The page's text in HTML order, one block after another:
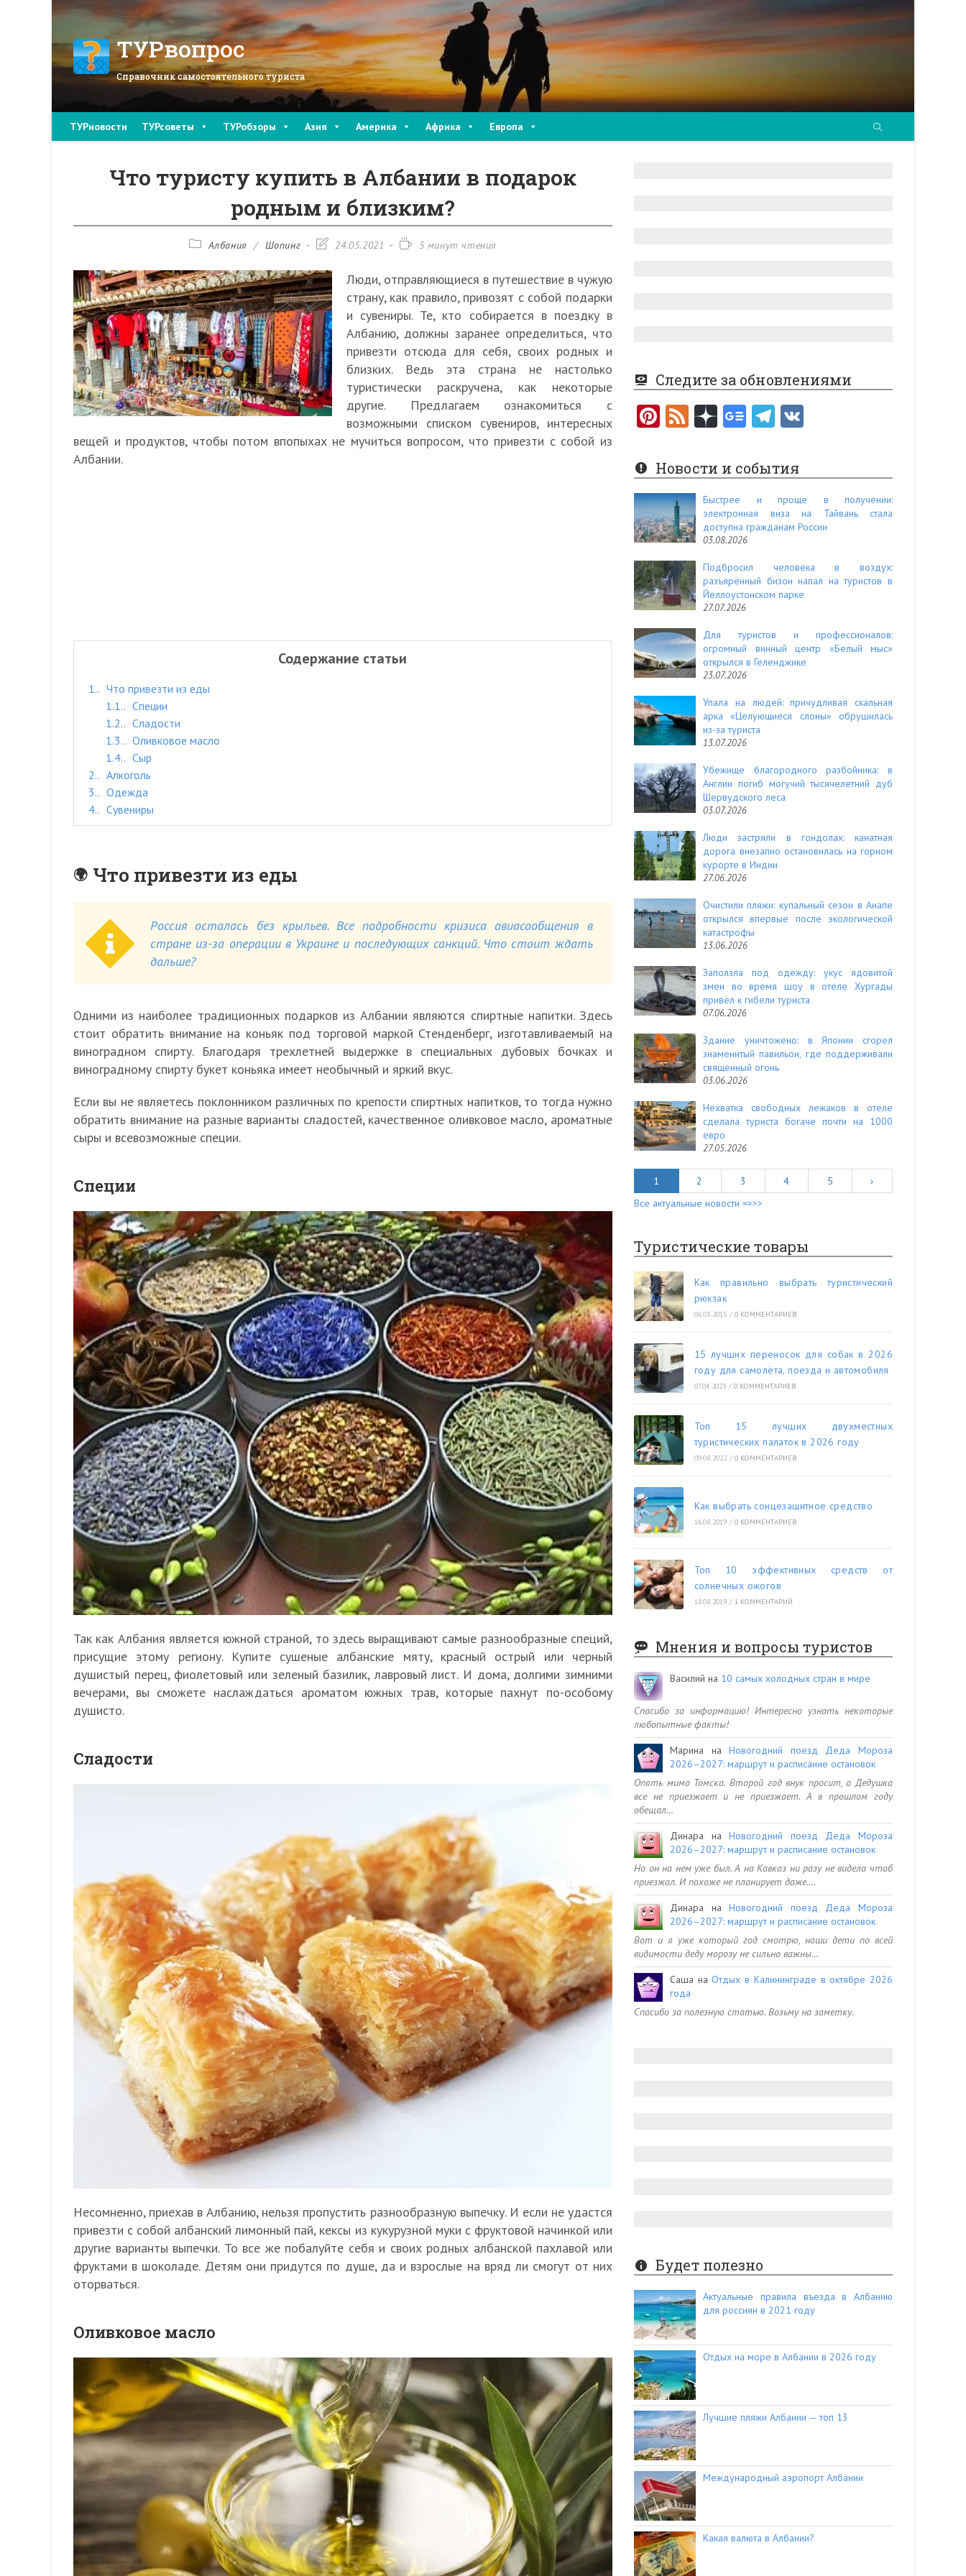
ТУРвопрос
Справочник самостоятельного туриста
ТУРновости ТУРсоветы ТУРобзоры Азия Америка Африка Европа
Что туристу купить в Албании в подарок
родным и близким?
РубрикаАлбания / Шопинг
Запись24.05.2021
Время5 минут чтения
Люди, отправляющиеся в путешествие в чужую
страну, как правило, привозят с собой подарки
и сувениры. Те, кто собирается в поездку в
Албанию, должны заранее определиться, что
привезти отсюда для себя, своих родных и
близких. Ведь эта страна не настолько
туристически раскручена, как некоторые
другие. Предлагаем ознакомиться с
возможными списком сувениров, интересных
вещей и продуктов, чтобы потом впопыхах не мучиться вопросом, что привезти с собой из
Албании.
Содержание статьи
1.
Что привезти из еды
1.1.
Специи
1.2.
Сладости
1.3.
Оливковое масло
1.4.
Сыр
2.
Алкоголь
3.
Одежда
4.
Сувениры
Что привезти из еды
Россия осталась без крыльев. Все подробности кризиса авиасообщения в
стране из-за операции в Украине и последующих санкций. Что стоит ждать
дальше?
Одними из наиболее традиционных подарков из Албании являются спиртные напитки. Здесь
стоит обратить внимание на коньяк под торговой маркой Стенденберг, изготавливаемый на
виноградном спирту. Благодаря трехлетней выдержке в специальных дубовых бочках и
виноградному спирту букет коньяка имеет необычный и яркий вкус.
Если вы не являетесь поклонником различных по крепости спиртных напитков, то тогда нужно
обратить внимание на разные варианты сладостей, качественное оливковое масло, ароматные
сыры и всевозможные специи.
Специи
Так как Албания является южной страной, то здесь выращивают самые разнообразные специй,
присущие этому региону. Купите сушеные албанские мяту, красный острый или черный
душистый перец, фиолетовый или зеленый базилик, лавровый лист. И дома, долгими зимними
вечерами, вы сможете наслаждаться ароматом южных трав, которые пахнут по-особому
душисто.
Сладости
Несомненно, приехав в Албанию, нельзя пропустить разнообразную выпечку. И если не удастся
привезти с собой албанский лимонный пай, кексы из кукурузной муки с фруктовой начинкой или
другие варианты выпечки. То все же побалуйте себя и своих родных албанской пахлавой или
фруктами в шоколаде. Детям они придутся по душе, да и взрослые на вряд ли смогут от них
оторваться.
Оливковое масло
Следите за обновлениями
Pi
er
es
t
F
e
d
Новости и события
Быстрее и проще в получении:
электронная виза на Тайвань стала
доступна гражданам России
03.08.2026
Подбросил человека в воздух:
разъярённый бизон напал на туристов в
Йеллоустонском парке
27.07.2026
Для туристов и профессионалов:
огромный винный центр «Белый мыс»
открылся в Геленджике
23.07.2026
Упала на людей: причудливая скальная
арка «Целующиеся слоны» обрушилась
из-за туриста
13.07.2026
Убежище благородного разбойника: в
Англии погиб могучий тысячелетний дуб
Шервудского леса
03.07.2026
Люди застряли в гондолах: канатная
дорога внезапно остановилась на горном
курорте в Индии
27.06.2026
Очистили пляжи: купальный сезон в Анапе
открылся впервые после экологической
катастрофы
13.06.2026
Заползла под одежду: укус ядовитой
змеи во время шоу в отеле Хургады
привёл к гибели туриста
07.06.2026
Здание уничтожено: в Японии сгорел
знаменитый павильон, где поддерживали
священный огонь
03.06.2026
Нехватка свободных лежаков в отеле
сделала туриста богаче почти на 1000
евро
27.05.2026
1 2 3 4 5
›
Все актуальные новости =>>>
Туристические товары
Как правильно выбрать туристический
рюкзак
06.03.2015 / 0 КОММЕНТАРИЕВ
15 лучших переносок для собак в 2026
году для самолёта, поезда и автомобиля
07.04.2023 / 0 КОММЕНТАРИЕВ
Топ 15 лучших двухместных
туристических палаток в 2026 году
09.08.2022 / 0 КОММЕНТАРИЕВ
Как выбрать сонцезащитное средство
16.08.2019 / 0 КОММЕНТАРИЕВ
Топ 10 эффективных средств от
солнечных ожогов
18.08.2019 / 1 КОММЕНТАРИЙ
Мнения и вопросы туристов
Василий на 10 самых холодных стран в мире
Спасибо за информацию! Интересно узнать некоторые
любопытные факты!
Марина наНовогодний поезд Деда Мороза
2026–2027: маршрут и расписание остановок
Опять мимо Томска. Второй год внук просит, а Дедушка
все не приезжает и не приезжает. А в прошлом году
обещал…
Динара наНовогодний поезд Деда Мороза
2026–2027: маршрут и расписание остановок
Но он на нем уже был. А на Кавказ ни разу не видела чтоб
приезжал. И похоже не планирует даже.…
Динара наНовогодний поезд Деда Мороза
2026–2027: маршрут и расписание остановок
Вот и я уже который год смотрю, наши дети по всей
видимости деду морозу не сильно важны…
Саша наОтдых в Калининграде в октябре 2026
года
Спасибо за полезную статью. Возьму на заметку.
Будет полезно
Актуальные правила въезда в Албанию
для россиян в 2021 году
Отдых на море в Албании в 2026 году
Лучшие пляжи Албании — топ 13
Международный аэропорт Албании
Какая валюта в Албании?